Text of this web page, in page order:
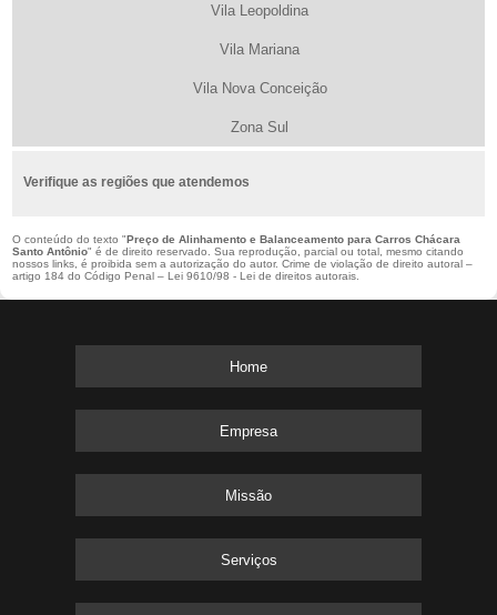
Vila Leopoldina
Vila Mariana
Vila Nova Conceição
Zona Sul
Verifique as regiões que atendemos
O conteúdo do texto "Preço de Alinhamento e Balanceamento para Carros Chácara
Santo Antônio" é de direito reservado. Sua reprodução, parcial ou total, mesmo citando
nossos links, é proibida sem a autorização do autor. Crime de violação de direito autoral –
artigo 184 do Código Penal –Lei 9610/98 - Lei de direitos autorais
Home
Empresa
Missão
Serviços